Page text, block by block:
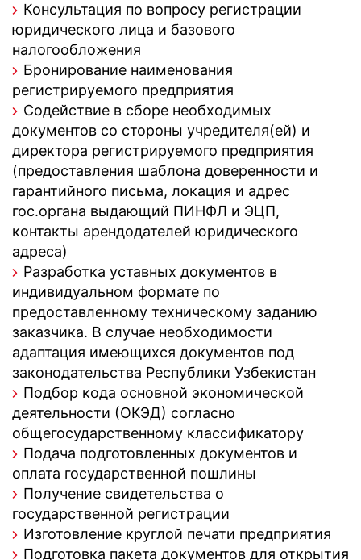
Консультация по вопросу регистрации
юридического лица и базового
налогообложения
Бронирование наименования
регистрируемого предприятия
Содействие в сборе необходимых
документов со стороны учредителя(ей) и
директора регистрируемого предприятия
(предоставления шаблона доверенности и
гарантийного письма, локация и адрес
гос.органа выдающий ПИНФЛ и ЭЦП,
контакты арендодателей юридического
адреса)
Разработка уставных документов в
индивидуальном формате по
предоставленному техническому заданию
заказчика. В случае необходимости
адаптация имеющихся документов под
законодательства Республики Узбекистан
Подбор кода основной экономической
деятельности (ОКЭД) согласно
общегосударственному классификатору
Подача подготовленных документов и
оплата государственной пошлины
Получение свидетельства о
государственной регистрации
Изготовление круглой печати предприятия
Подготовка пакета документов для открытия